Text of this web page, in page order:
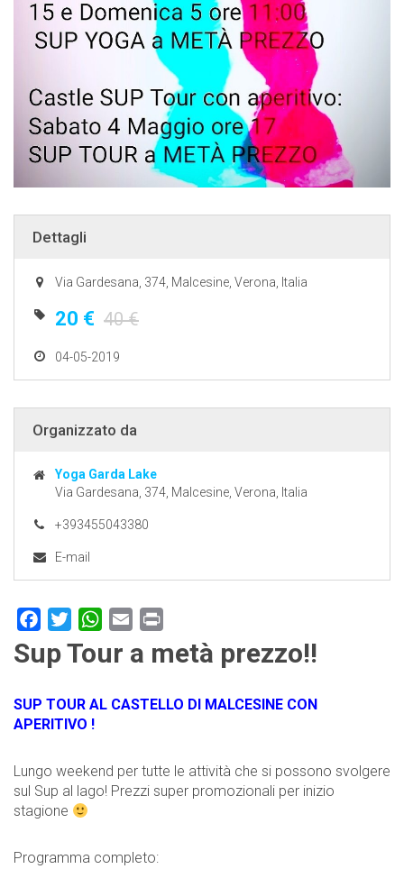
Dettagli
Via Gardesana, 374, Malcesine, Verona, Italia
20 € 40 €
04-05-2019
Organizzato da
Yoga Garda Lake
Via Gardesana, 374, Malcesine, Verona, Italia
+393455043380
E-mail
FacebookTwitterWhatsApp
Email
Sup Tour a metà prezzo!!
SUP TOUR AL CASTELLO DI MALCESINE CON
APERITIVO !
Lungo weekend per tutte le attività che si possono svolgere
sul Sup al lago! Prezzi super promozionali per inizio
stagione
Programma completo: